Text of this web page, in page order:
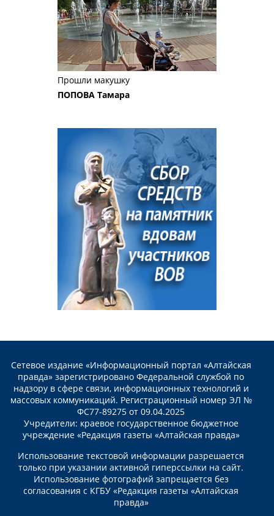
Прошли макушку
ПОПОВА Тамара
Сетевое издание «Информационный портал «Алтайская
правда» зарегистрировано Федеральной службой по
надзору в сфере связи, информационных технологий и
массовых коммуникаций. Регистрационный номер ЭЛ №
ФС77-89275 от 09.04.2025
Учредители: краевое государственное бюджетное
учреждение «Редакция газеты «Алтайская правда»
Использование текстовой информации разрешается
только при указании активной гиперссылки на сайт.
Использование фотографий запрещается без
согласования с КГБУ «Редакция газеты «Алтайская
правда»